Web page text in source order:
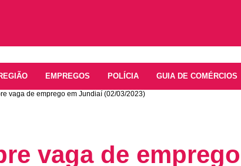
EMPREGOS POLÍCIA GUIA DE COMÉRCIOS
vaga de emprego em Jundiaí (02/03/2023)
vaga de